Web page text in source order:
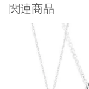
関連商品